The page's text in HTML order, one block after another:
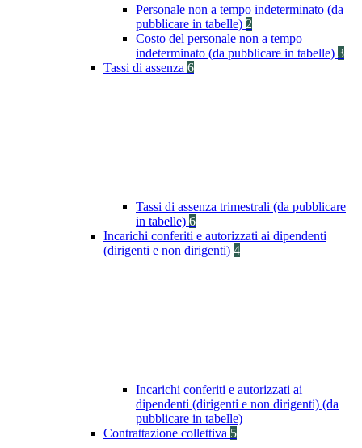
Personale non a tempo indeterminato (da
pubblicare in tabelle) 2
Costo del personale non a tempo
indeterminato (da pubblicare in tabelle) 3
Tassi di assenza 6
Tassi di assenza trimestrali (da pubblicare
in tabelle) 6
Incarichi conferiti e autorizzati ai dipendenti
(dirigenti e non dirigenti) 4
Incarichi conferiti e autorizzati ai
dipendenti (dirigenti e non dirigenti) (da
pubblicare in tabelle)
Contrattazione collettiva 5